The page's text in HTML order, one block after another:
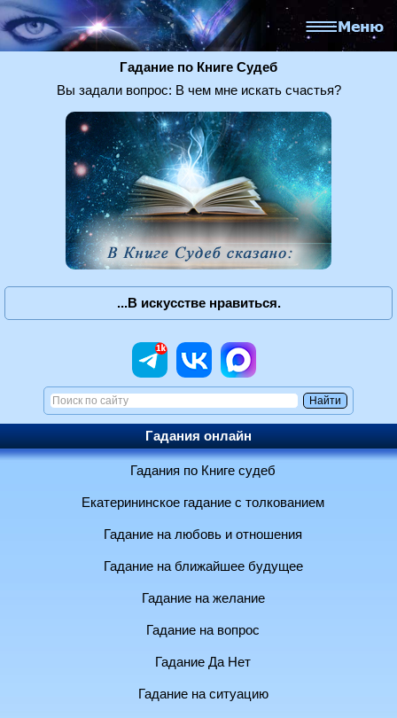
Гадание по Книге Судеб
Вы задали вопрос: В чем мне искать счастья?
...В искусстве нравиться.
Гадания онлайн
Гадания по Книге судеб
Екатерининское гадание с толкованием
Гадание на любовь и отношения
Гадание на ближайшее будущее
Гадание на желание
Гадание на вопрос
Гадание Да Нет
Гадание на ситуацию